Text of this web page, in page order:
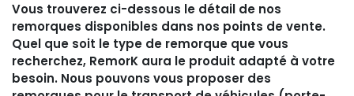
Vous trouverez ci-dessous le détail de nos
remorques disponibles dans nos points de vente.
Quel que soit le type de remorque que vous
recherchez, RemorK aura le produit adapté à votre
besoin. Nous pouvons vous proposer des